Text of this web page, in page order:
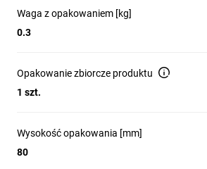
Waga z opakowaniem [kg]
0.3
Opakowanie zbiorcze produktu
1 szt.
Wysokość opakowania [mm]
80